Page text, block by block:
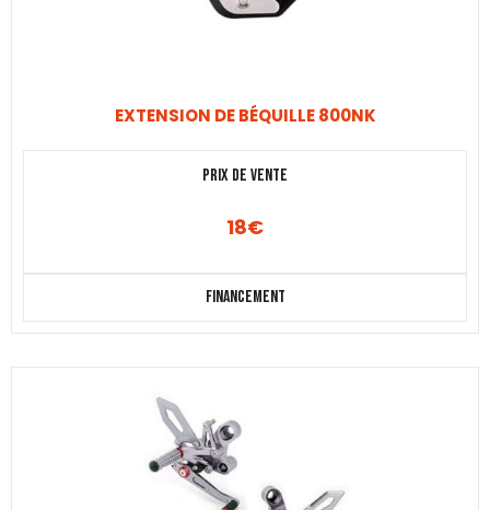
EXTENSION DE BÉQUILLE 800NK
Prix de vente
18€
Financement